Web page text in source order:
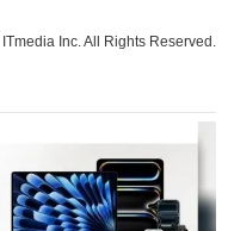
Inc. All Rights Reserved.